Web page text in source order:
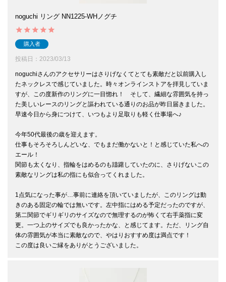
noguchi リング NN1225-WHノグチ
購入者
投稿日 2023/03/13
noguchiさんのアクセサリーはさりげなくてとても素敵だと以前購入し
たネックレスで感じていました。時々オンラインストアを拝見していま
すが、この度新作のリングに一目惚れ！　そして、繊細な雰囲気を持っ
た美しいレースのリングと謳われている通りのお品が昨日届きました。
早速今日から身につけて、いつもより足取りも軽く仕事場へ♪
今年50代最後の歳を迎えます。
仕事もそろそろしんどいな、でもまだ働かないと！と感じていた私への
エール！
関節も太くなり、指輪をはめるのも躊躇していたのに、さりげないこの
素敵なリングは私の指にも似合ってくれました。
1点気になった事が…事前に連絡を頂いていましたが、このリングは動
きのある固定の輪では無いです。左中指にはめる予定だったのですが、
第二関節でギリギリのサイズなので無理するのが怖くて右手薬指に変
更。一つ上のサイズでも良かったかな、と感じてます。ただ、リング自
体の雰囲気が本当に素敵なので、やはりおすすめ度は満点です！